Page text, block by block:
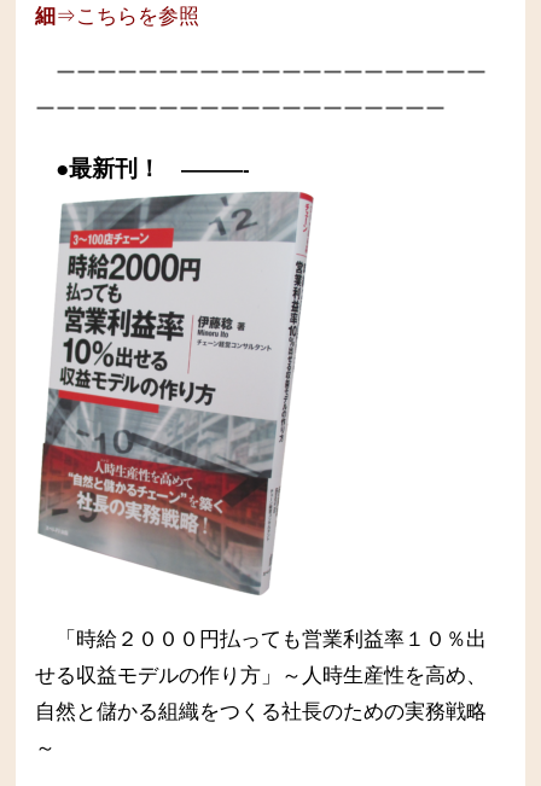
細⇒こちらを参照
ーーーーーーーーーーーーーーーーーーーーー
ーーーーーーーーーーーーーーーーーーーー
●最新刊！ ———-
「時給２０００円払っても営業利益率１０％出
せる収益モデルの作り方」～人時生産性を高め、
自然と儲かる組織をつくる社長のための実務戦略
～